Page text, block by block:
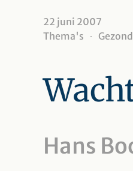
22 juni 2007
Thema's
Hans